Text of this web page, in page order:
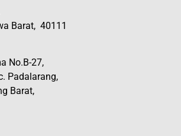
Barat, 40111
No.B-27,
Padalarang,
Barat,